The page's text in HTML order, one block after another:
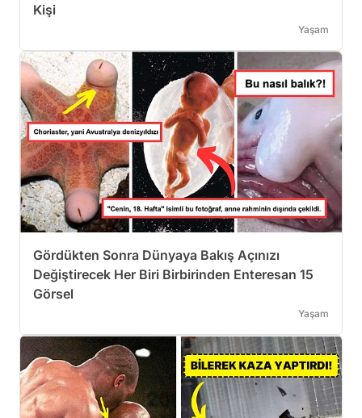
Kişi
Yaşam
Gördükten Sonra Dünyaya Bakış Açınızı
Değiştirecek Her Biri Birbirinden Enteresan 15
Görsel
Yaşam